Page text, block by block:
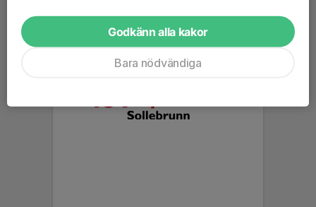
Godkänn alla kakor
Bara nödvändiga